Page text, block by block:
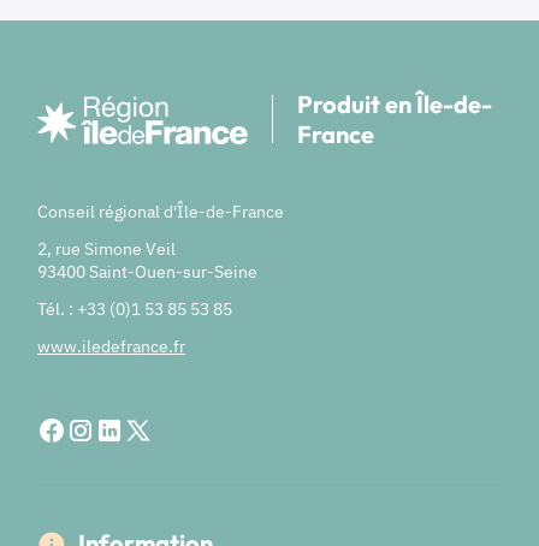
Produit en Île-de-
France
Conseil régional d'Île-de-France
2, rue Simone Veil
93400 Saint-Ouen-sur-Seine
Tél. : +33 (0)1 53 85 53 85
www.iledefrance.fr